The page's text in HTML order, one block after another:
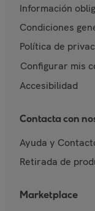
Información
Condiciones
Política de
Configurar mis
Accesibilidad
Contacta con
Ayuda y
Retirada de
Marketplace